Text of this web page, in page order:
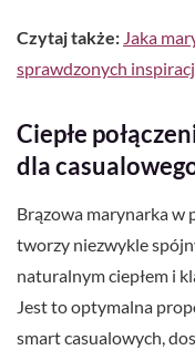
Czytaj także: Jaka
sprawdzonych
Ciepłe
dla
Brązowa marynarka w
tworzy niezwykle
naturalnym ciepłem i
Jest to optymalna
smart casualowych,